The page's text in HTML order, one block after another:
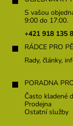
S vašou
9:00 do 17:00.
+421 918 135
RÁDCE PRO
Rady, články,
PORADNA
Často kladené
Prodejna
Ostatní služby